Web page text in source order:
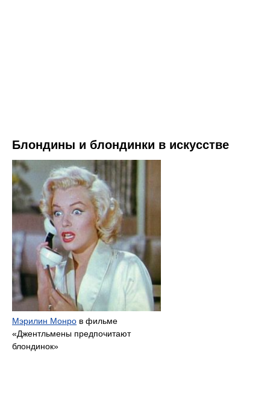
Блондины и блондинки в искусстве
Мэрилин Монро в фильме
«Джентльмены предпочитают
блондинок»